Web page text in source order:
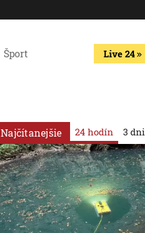
Šport Live 24
Najčítanejšie 24 hodín 3 dni